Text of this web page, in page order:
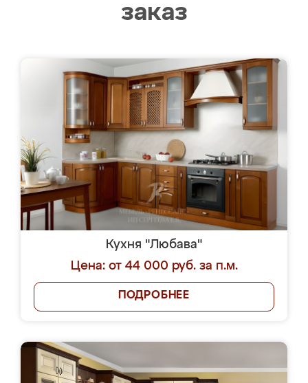
заказ
Кухня "Любава"
Цена: от 44 000 руб. за п.м.
ПОДРОБНЕЕ